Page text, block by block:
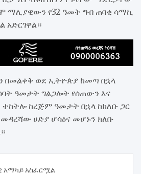
ማሊያዊውን የ32 ዓመት ግብ ጠባቂ ሳማኪ
አድርገዋል።
በመልቀቅ ወደ ኢትዮጵያ ከመጣ በኋላ
ዓመታት ግልጋሎት የሰጠውን እና
ከረጅም ዓመታት በኋላ ከክለቡ ጋር
ሀድያ ሆሳዕና መሆኑን ክለቡ
አማካይ አስፈርሟል